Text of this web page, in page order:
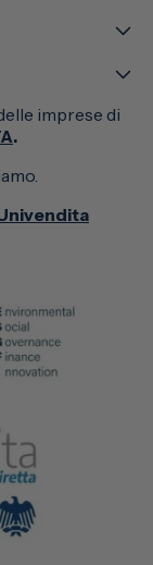
imprese di
.